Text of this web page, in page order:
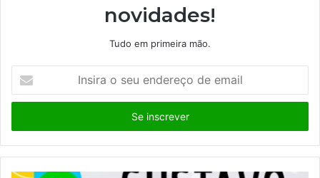
novidades!
Tudo em primeira mão.
s
r
a